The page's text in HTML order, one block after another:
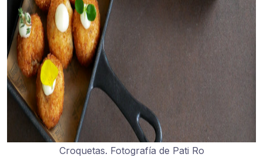
Croquetas. Fotografía de Pati Ro